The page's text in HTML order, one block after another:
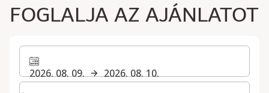
FOGLALJA AZ AJÁNLATOT
2026. 08. 09.
2026. 08. 10.
Válassza ki a szobák és a vendégek számát